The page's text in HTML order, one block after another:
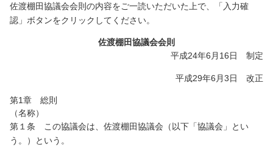
佐渡棚田協議会会則の内容をご一読いただいた上で、「入力確
認」ボタンをクリックしてください。
佐渡棚田協議会会則
平成24年6月16日 制定
平成29年6月3日 改正
第1章 総則
（名称）
第１条 この協議会は、佐渡棚田協議会（以下「協議会」とい
う。）という。